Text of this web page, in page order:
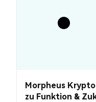
Morpheus
zu Funktion &